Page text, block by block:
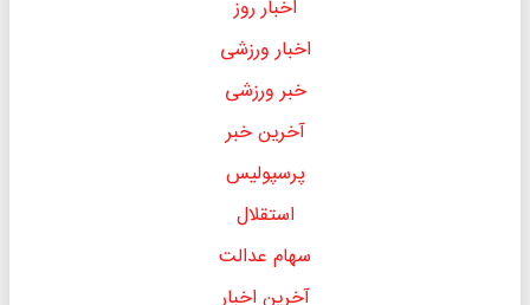
اخبار روز
اخبار ورزشی
خبر ورزشی
آخرین خبر
پرسپولیس
استقلال
سهام عدالت
آخرین اخبار